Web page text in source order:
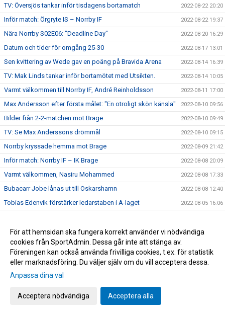
TV: Översjös tankar inför tisdagens bortamatch 2022-08-22 20:20
Inför match: Örgryte IS – Norrby IF 2022-08-22 19:37
Nära Norrby S02E06: "Deadline Day" 2022-08-20 16:29
Datum och tider för omgång 25-30 2022-08-17 13:01
Sen kvittering av Wede gav en poäng på Bravida Arena 2022-08-14 16:39
TV: Mak Linds tankar inför bortamötet med Utsikten. 2022-08-14 10:05
Varmt välkommen till Norrby IF, André Reinholdsson 2022-08-11 17:00
Max Andersson efter första målet: "En otroligt skön känsla" 2022-08-10 09:56
Bilder från 2-2-matchen mot Brage 2022-08-10 09:49
TV: Se Max Anderssons drömmål 2022-08-10 09:15
Norrby kryssade hemma mot Brage 2022-08-09 21:42
Inför match: Norrby IF – IK Brage 2022-08-08 20:09
Varmt välkommen, Nasiru Mohammed 2022-08-08 17:33
Bubacarr Jobe lånas ut till Oskarshamn 2022-08-08 12:40
Tobias Edenvik förstärker ledarstaben i A-laget 2022-08-05 16:06
Inför match: Dalkurd FF – Norrby IF 2022-08-02 17:35
Bilder från lördagens match Trelleborg 2022-07-31 11:42
Stor dramatik när Norrby föll - gästerna avgjorde på övertid 2022-07-30 16:04
Inför match: Norrby IF – Trelleborgs FF
Inför match: IF Brommapojkarna – Norrby IF
För att hemsidan ska fungera korrekt använder vi nödvändiga
cookies från SportAdmin. Dessa går inte att stänga av.
Föreningen kan också använda frivilliga cookies, t.ex. för statistik
eller marknadsföring. Du väljer själv om du vill acceptera dessa.
Anpassa dina val
Acceptera nödvändiga Acceptera alla